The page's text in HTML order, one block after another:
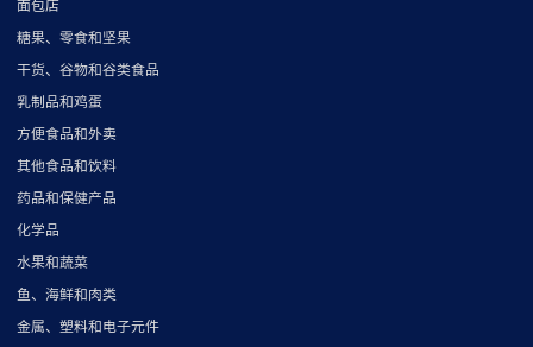
面包店
糖果、零食和坚果
干货、谷物和谷类食品
乳制品和鸡蛋
方便食品和外卖
其他食品和饮料
药品和保健产品
化学品
水果和蔬菜
鱼、海鲜和肉类
金属、塑料和电子元件